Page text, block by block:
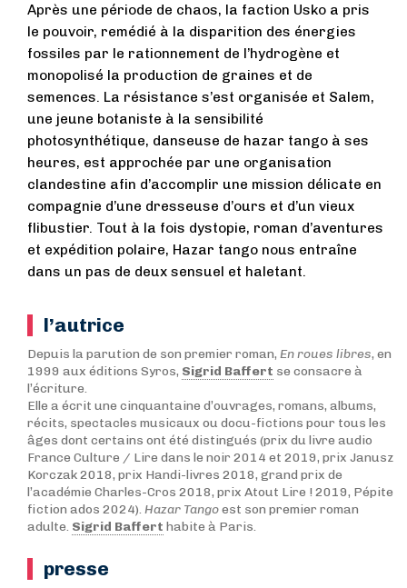
Après une période de chaos, la faction Usko a pris
le pouvoir, remédié à la disparition des énergies
fossiles par le rationnement de l’hydrogène et
monopolisé la production de graines et de
semences. La résistance s’est organisée et Salem,
une jeune botaniste à la sensibilité
photosynthétique, danseuse de hazar tango à ses
heures, est approchée par une organisation
clandestine afin d’accomplir une mission délicate en
compagnie d’une dresseuse d’ours et d’un vieux
flibustier. Tout à la fois dystopie, roman d’aventures
et expédition polaire, Hazar tango nous entraîne
dans un pas de deux sensuel et haletant.
l’autrice
Depuis la parution de son premier roman, En roues libres, en
1999 aux éditions Syros, Sigrid Baffert se consacre à
l’écriture.
Elle a écrit une cinquantaine d’ouvrages, romans, albums,
récits, spectacles musicaux ou docu-fictions pour tous les
âges dont certains ont été distingués (prix du livre audio
France Culture / Lire dans le noir 2014 et 2019, prix Janusz
Korczak 2018, prix Handi-livres 2018, grand prix de
l’académie Charles-Cros 2018, prix Atout Lire ! 2019, Pépite
fiction ados 2024). Hazar Tangoest son premier roman
adulte. Sigrid Baffert habite à Paris.
presse